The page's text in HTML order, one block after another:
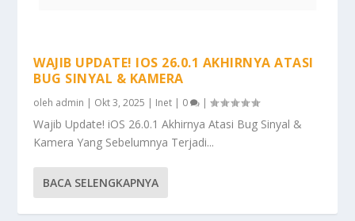
WAJIB UPDATE! IOS 26.0.1 AKHIRNYA ATASI
BUG SINYAL & KAMERA
oleh admin | Okt 3, 2025 | Inet | 0 |
Wajib Update! iOS 26.0.1 Akhirnya Atasi Bug Sinyal &
Kamera Yang Sebelumnya Terjadi...
BACA SELENGKAPNYA